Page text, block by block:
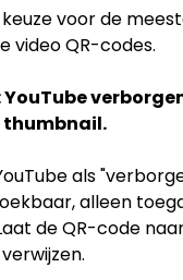
keuze voor de
video QR-codes.
YouTube
als
alleen
de QR-code